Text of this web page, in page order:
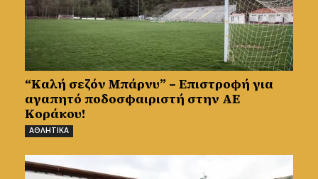
“Καλή σεζόν Μπάρνυ” – Επιστροφή για
αγαπητό ποδοσφαιριστή στην ΑΕ
Κοράκου!
ΑΘΛΗΤΙΚΑ